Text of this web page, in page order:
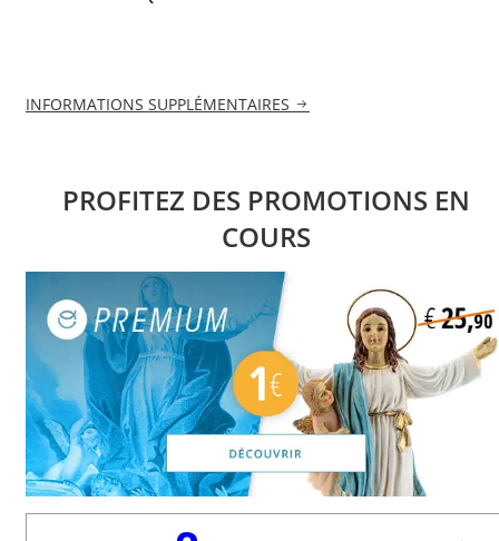
INFORMATIONS SUPPLÉMENTAIRES
PROFITEZ DES PROMOTIONS EN
COURS